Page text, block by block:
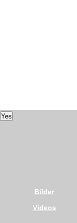
Yes
Bilder
Videos